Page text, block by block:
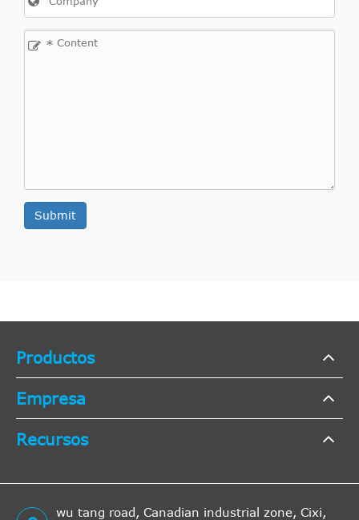
*
Submit
Productos
Empresa
Recursos
wu tang road, Canadian industrial zone, Cixi,